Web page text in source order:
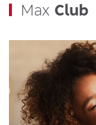
Max Club